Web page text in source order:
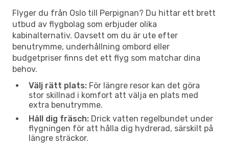
Flyger du från Oslo till Perpignan? Du hittar ett brett
utbud av flygbolag som erbjuder olika
kabinalternativ. Oavsett om du är ute efter
benutrymme, underhållning ombord eller
budgetpriser finns det ett flyg som matchar dina
behov.
Välj rätt plats: För längre resor kan det göra
stor skillnad i komfort att välja en plats med
extra benutrymme.
Håll dig fräsch: Drick vatten regelbundet under
flygningen för att hålla dig hydrerad, särskilt på
längre sträckor.